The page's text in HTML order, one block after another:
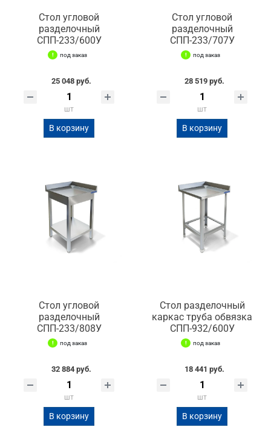
Стол угловой
разделочный
СПП-233/600У
под заказ
25 048 руб.
шт
В корзину
Стол угловой
разделочный
СПП-233/707У
под заказ
28 519 руб.
шт
В корзину
Стол угловой
разделочный
СПП-233/808У
под заказ
32 884 руб.
шт
В корзину
Стол разделочный
каркас труба обвязка
СПП-932/600У
под заказ
18 441 руб.
шт
В корзину